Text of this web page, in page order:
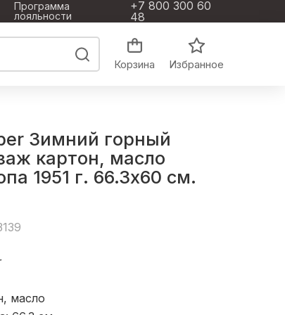
Программа
лояльности
+7 800 300 60
48
Корзина Избранное
Зимний горный
картон, масло
1951 г. 66.3x60 см.
масло